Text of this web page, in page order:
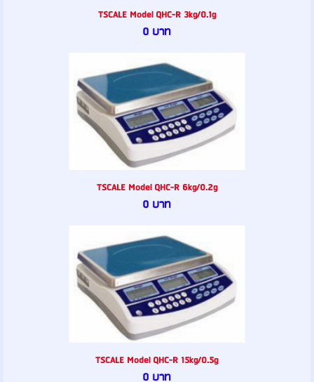
TSCALE Model QHC-R 3kg/0.1g
0 บาท
TSCALE Model QHC-R 6kg/0.2g
0 บาท
TSCALE Model QHC-R 15kg/0.5g
0 บาท